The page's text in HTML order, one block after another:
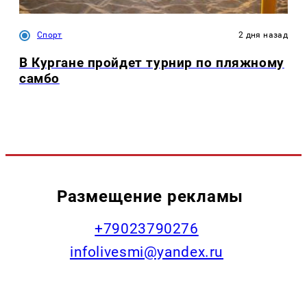
Спорт 2 дня назад
В Кургане пройдет турнир по пляжному
самбо
Размещение рекламы
+79023790276
infolivesmi@yandex.ru